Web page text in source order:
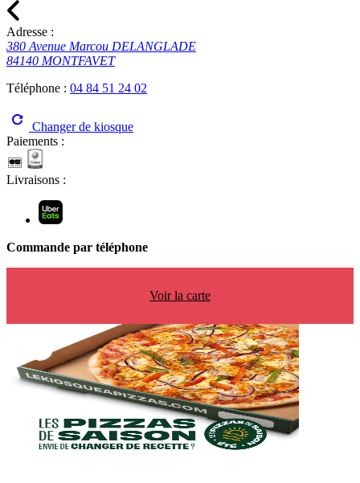
Adresse :
380 Avenue Marcou DELANGLADE
84140 MONTFAVET
Téléphone : 04 84 51 24 02
Changer de kiosque
Paiements :
Livraisons :
Commande par téléphone
Voir la carte